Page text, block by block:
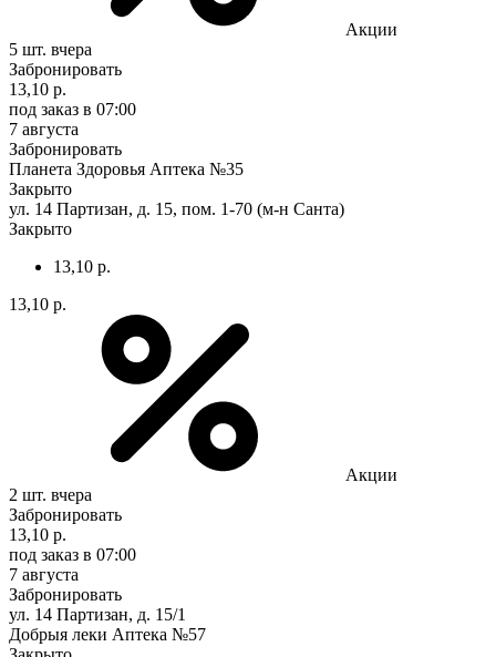
Акции
5 шт. вчера
Забронировать
13,10 р.
под заказ в 07:00
7 августа
Забронировать
Планета Здоровья Аптека №35
Закрыто
ул. 14 Партизан, д. 15, пом. 1-70 (м-н Санта)
Закрыто
13,10 р.
13,10 р.
Акции
2 шт. вчера
Забронировать
13,10 р.
под заказ в 07:00
7 августа
Забронировать
ул. 14 Партизан, д. 15/1
Добрыя леки Аптека №57